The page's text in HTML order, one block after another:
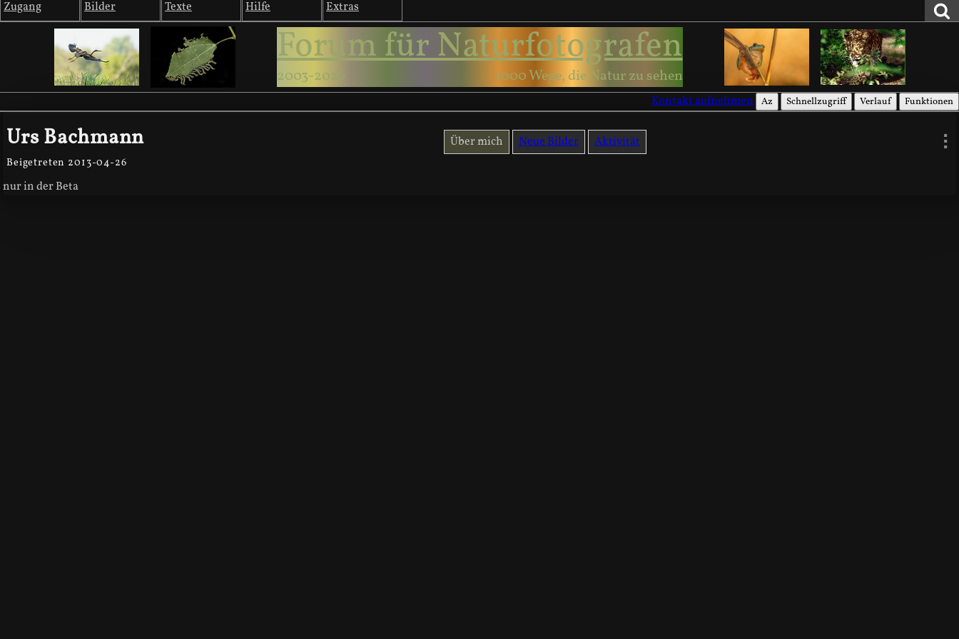
Zugang Bilder Texte Hilfe Extras
Forum für Naturfotografen
2003-2026 1000 Wege, die Natur zu sehen
Kontakt aufnehmen Az Schnellzugriff Verlauf Funktionen
Urs Bachmann
Beigetreten 2013-04-26
Über mich Neue Bilder Aktivität
nur in der Beta